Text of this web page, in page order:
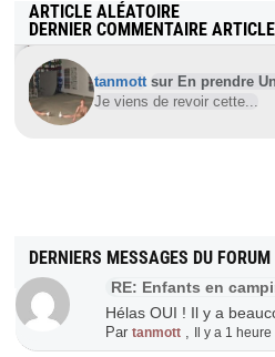
ARTICLE ALÉATOIRE
Des étudiants philippins
Duterte
Quezón (Philippines), 14
DERNIER COMMENTAIRE ARTICLE
tanmott sur En prendre
Je viens de revoir cette...
DERNIERS MESSAGES DU FORUM
RE: Enfants en
Hélas OUI ! Il y a
Partanmott Il y a 1 heure